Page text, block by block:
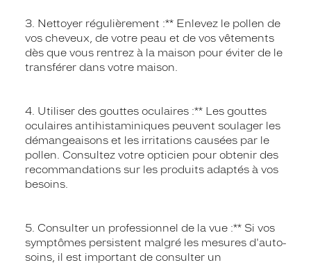
3. Nettoyer régulièrement :** Enlevez le pollen de
vos cheveux, de votre peau et de vos vêtements
dès que vous rentrez à la maison pour éviter de le
transférer dans votre maison.
4. Utiliser des gouttes oculaires :** Les gouttes
oculaires antihistaminiques peuvent soulager les
démangeaisons et les irritations causées par le
pollen. Consultez votre opticien pour obtenir des
recommandations sur les produits adaptés à vos
besoins.
5. Consulter un professionnel de la vue :** Si vos
symptômes persistent malgré les mesures d'auto-
soins, il est important de consulter un